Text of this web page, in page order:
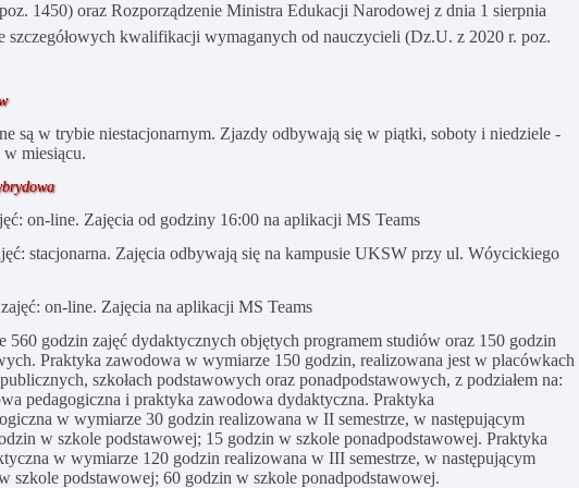
1450) oraz Rozporządzenie Ministra Edukacji Narodowej z dnia 1 sierpnia
szczegółowych kwalifikacji wymaganych od nauczycieli (Dz.U. z 2020 r. poz.
są w trybie niestacjonarnym. Zjazdy odbywają się w piątki, soboty i niedziele -
miesiącu.
on-line. Zajęcia od godziny 16:00 na aplikacji MS Teams
stacjonarna. Zajęcia odbywają się na kampusie UKSW przy ul. Wóycickiego
on-line. Zajęcia na aplikacji MS Teams
560 godzin zajęć dydaktycznych objętych programem studiów oraz 150 godzin
Praktyka zawodowa w wymiarze 150 godzin, realizowana jest w placówkach
szkołach podstawowych oraz ponadpodstawowych, z podziałem na:
pedagogiczna i praktyka zawodowa dydaktyczna. Praktyka
w wymiarze 30 godzin realizowana w II semestrze, w następującym
w szkole podstawowej; 15 godzin w szkole ponadpodstawowej. Praktyka
w wymiarze 120 godzin realizowana w III semestrze, w następującym
szkole podstawowej; 60 godzin w szkole ponadpodstawowej.